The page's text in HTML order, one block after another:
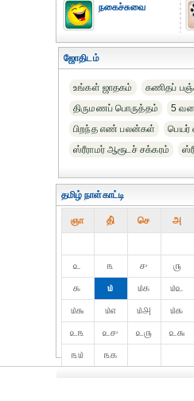
நகைச்சுவை
ஜோதிடம்
உங்கள் ஜாதகம்
கணிதப்
திருமணப் பொருத்தம்
5
பிறந்த எண் பலன்கள்
ஸ்ரீராமர் ஆரூடச் சக்கரம்
தமிழ் நாள்காட்டி
ஞா தி் செ அ
௨
௩ ௪ ௫
௯
௰ ௰௧ ௰௨
௰௬
௰௭ ௰௮ ௰௯
௨௩
௨௪ ௨௫ ௨௬
௩௰
௩௧